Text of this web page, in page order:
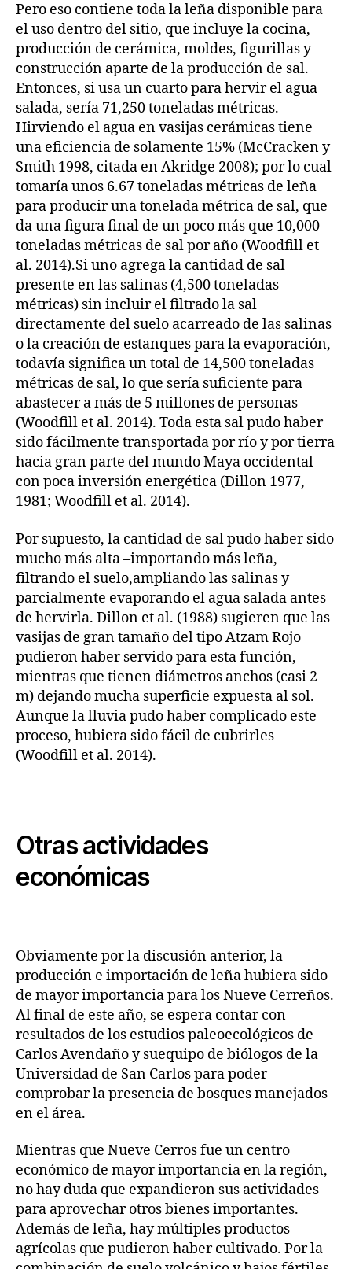
Pero eso contiene toda la leña disponible para
el uso dentro del sitio, que incluye la cocina,
producción de cerámica, moldes, figurillas y
construcción aparte de la producción de sal.
Entonces, si usa un cuarto para hervir el agua
salada, sería 71,250 toneladas métricas.
Hirviendo el agua en vasijas cerámicas tiene
una eficiencia de solamente 15% (McCracken y
Smith 1998, citada en Akridge 2008); por lo cual
tomaría unos 6.67 toneladas métricas de leña
para producir una tonelada métrica de sal, que
da una figura final de un poco más que 10,000
toneladas métricas de sal por año (Woodfill et
al. 2014).Si uno agrega la cantidad de sal
presente en las salinas (4,500 toneladas
métricas) sin incluir el filtrado la sal
directamente del suelo acarreado de las salinas
o la creación de estanques para la evaporación,
todavía significa un total de 14,500 toneladas
métricas de sal, lo que sería suficiente para
abastecer a más de 5 millones de personas
(Woodfill et al. 2014). Toda esta sal pudo haber
sido fácilmente transportada por río y por tierra
hacia gran parte del mundo Maya occidental
con poca inversión energética (Dillon 1977,
1981; Woodfill et al. 2014).
Por supuesto, la cantidad de sal pudo haber sido
mucho más alta –importando más leña,
filtrando el suelo,ampliando las salinas y
parcialmente evaporando el agua salada antes
de hervirla. Dillon et al. (1988) sugieren que las
vasijas de gran tamaño del tipo Atzam Rojo
pudieron haber servido para esta función,
mientras que tienen diámetros anchos (casi 2
m) dejando mucha superficie expuesta al sol.
Aunque la lluvia pudo haber complicado este
proceso, hubiera sido fácil de cubrirles
(Woodfill et al. 2014).
Otras actividades
económicas
Obviamente por la discusión anterior, la
producción e importación de leña hubiera sido
de mayor importancia para los Nueve Cerreños.
Al final de este año, se espera contar con
resultados de los estudios paleoecológicos de
Carlos Avendaño y suequipo de biólogos de la
Universidad de San Carlos para poder
comprobar la presencia de bosques manejados
en el área.
Mientras que Nueve Cerros fue un centro
económico de mayor importancia en la región,
no hay duda que expandieron sus actividades
para aprovechar otros bienes importantes.
Además de leña, hay múltiples productos
agrícolas que pudieron haber cultivado. Por la